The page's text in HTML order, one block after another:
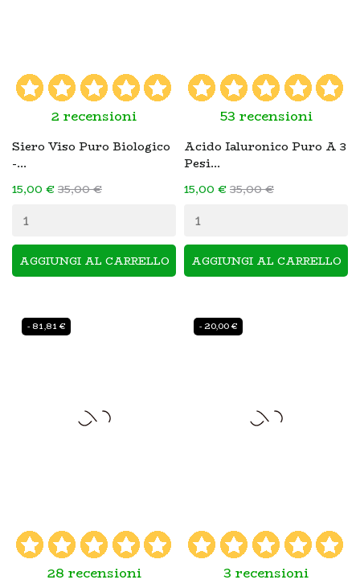
2 recensioni
Siero Viso Puro Biologico
-...
15,00 €35,00 €
AGGIUNGI AL CARRELLO
53 recensioni
Acido Ialuronico Puro A 3
Pesi...
15,00 €35,00 €
AGGIUNGI AL CARRELLO
28 recensioni
- 81,81 €
3 recensioni
- 20,00 €